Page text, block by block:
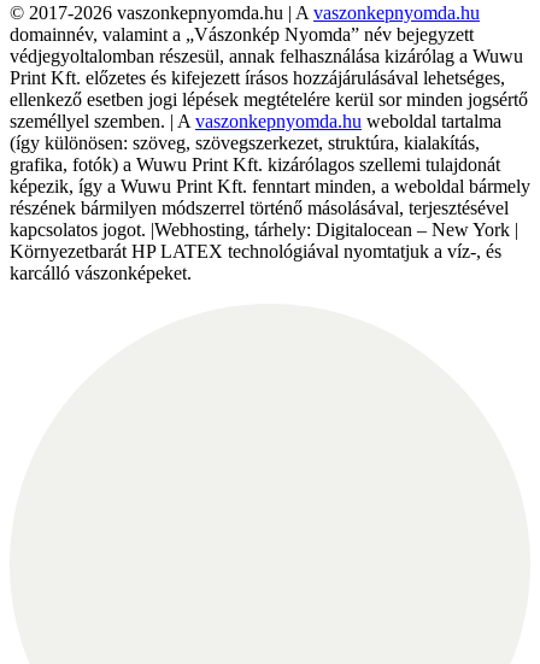
© 2017-2026 vaszonkepnyomda.hu | A vaszonkepnyomda.hu
domainnév, valamint a „Vászonkép Nyomda” név bejegyzett
védjegyoltalomban részesül, annak felhasználása kizárólag a Wuwu
Print Kft. előzetes és kifejezett írásos hozzájárulásával lehetséges,
ellenkező esetben jogi lépések megtételére kerül sor minden jogsértő
személlyel szemben. | A vaszonkepnyomda.hu weboldal tartalma
(így különösen: szöveg, szövegszerkezet, struktúra, kialakítás,
grafika, fotók) a Wuwu Print Kft. kizárólagos szellemi tulajdonát
képezik, így a Wuwu Print Kft. fenntart minden, a weboldal bármely
részének bármilyen módszerrel történő másolásával, terjesztésével
kapcsolatos jogot. |Webhosting, tárhely: Digitalocean – New York |
Környezetbarát HP LATEX technológiával nyomtatjuk a víz-, és
karcálló vászonképeket.